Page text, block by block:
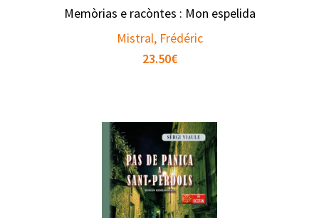
Memòrias e racòntes : Mon espelida
Mistral, Frédéric
23.50€